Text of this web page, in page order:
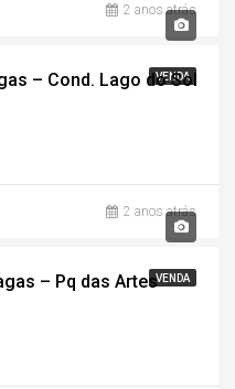
2 anos atrás
VENDA
– Cond. Lago do Sol
2 anos atrás
VENDA
– Pq das Artes